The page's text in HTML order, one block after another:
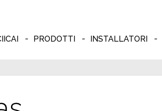
PRODOTTI INSTALLATORI